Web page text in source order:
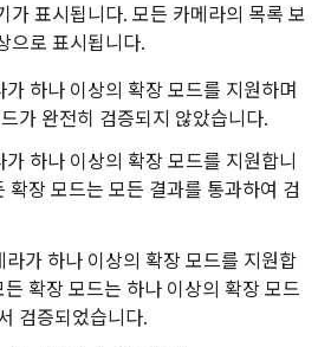
가 표시됩니다. 모든 카메라의 목록 보
으로 표시됩니다.
가 하나 이상의 확장 모드를 지원하며
가 완전히 검증되지 않았습니다.
가 하나 이상의 확장 모드를 지원합니
확장 모드는 모든 결과를 통과하여 검
라가 하나 이상의 확장 모드를 지원합
확장 모드는 하나 이상의 확장 모드
검증되었습니다.